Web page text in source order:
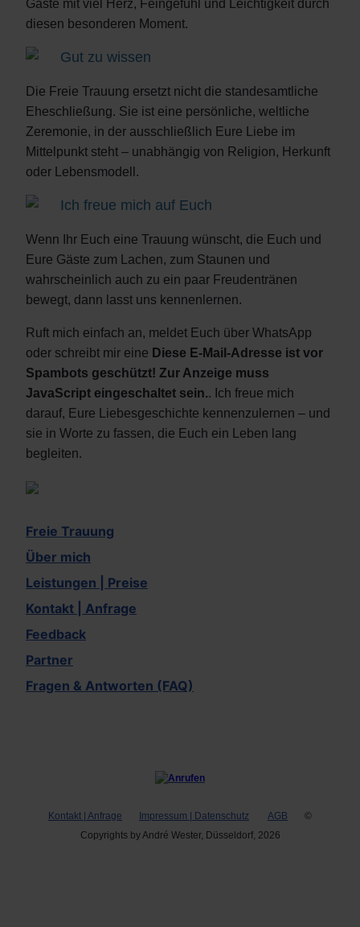
Freie Trauung
Über mich
Leistungen | Preise
Kontakt | Anfrage
Feedback
Partner
Fragen & Antworten (FAQ)
Gäste mit viel Herz, Feingefühl und Leichtigkeit durch
diesen besonderen Moment.
Gut zu wissen
Die Freie Trauung ersetzt nicht die standesamtliche
Eheschließung. Sie ist eine persönliche, weltliche
Zeremonie, in der ausschließlich Eure Liebe im
Mittelpunkt steht – unabhängig von Religion, Herkunft
oder Lebensmodell.
Ich freue mich auf Euch
Wenn Ihr Euch eine Trauung wünscht, die Euch und
Eure Gäste zum Lachen, zum Staunen und
wahrscheinlich auch zu ein paar Freudentränen
bewegt, dann lasst uns kennenlernen.
Ruft mich einfach an, meldet Euch über WhatsApp
oder schreibt mir eine Diese E-Mail-Adresse ist vor
Spambots geschützt! Zur Anzeige muss
JavaScript eingeschaltet sein.. Ich freue mich
darauf, Eure Liebesgeschichte kennenzulernen – und
sie in Worte zu fassen, die Euch ein Leben lang
begleiten.
Kontakt | Anfrage Impressum | Datenschutz AGB
©
Copyrights by André Wester, Düsseldorf, 2026